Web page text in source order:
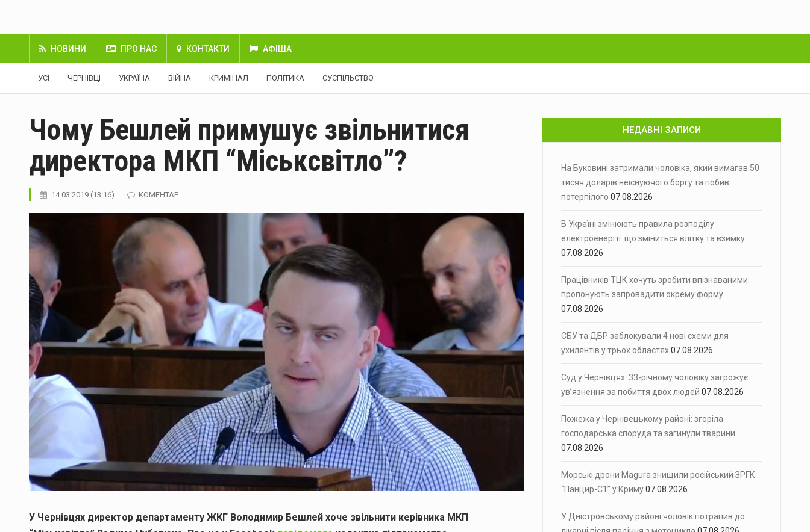
НОВИНИ ПРО НАС КОНТАКТИ АФІША
УСІ ЧЕРНІВЦІ УКРАЇНА ВІЙНА КРИМІНАЛ ПОЛІТИКА СУСПІЛЬСТВО
Чому Бешлей примушує звільнитися
директора МКП “Міськсвітло”?
14.03.2019 (13:16) КОМЕНТАР
У Чернівцях директор департаменту ЖКГ Володимир Бешлей хоче звільнити керівника МКП
НЕДАВНІ ЗАПИСИ
На Буковині затримали чоловіка, який вимагав 50
тисяч доларів неіснуючого боргу та побив
потерпілого 07.08.2026
В Україні змінюють правила розподілу
електроенергії: що зміниться влітку та взимку
07.08.2026
Працівників ТЦК хочуть зробити впізнаваними:
пропонують запровадити окрему форму
07.08.2026
СБУ та ДБР заблокували 4 нові схеми для
ухилянтів у трьох областях07.08.2026
Суд у Чернівцях: 33-річному чоловіку загрожує
ув’язнення за побиття двох людей 07.08.2026
Пожежа у Чернівецькому районі: згоріла
господарська споруда та загинули тварини
07.08.2026
Морські дрони Magura знищили російський ЗРГК
“Панцир-С1” у Криму07.08.2026
У Дністровському районі чоловік потрапив до